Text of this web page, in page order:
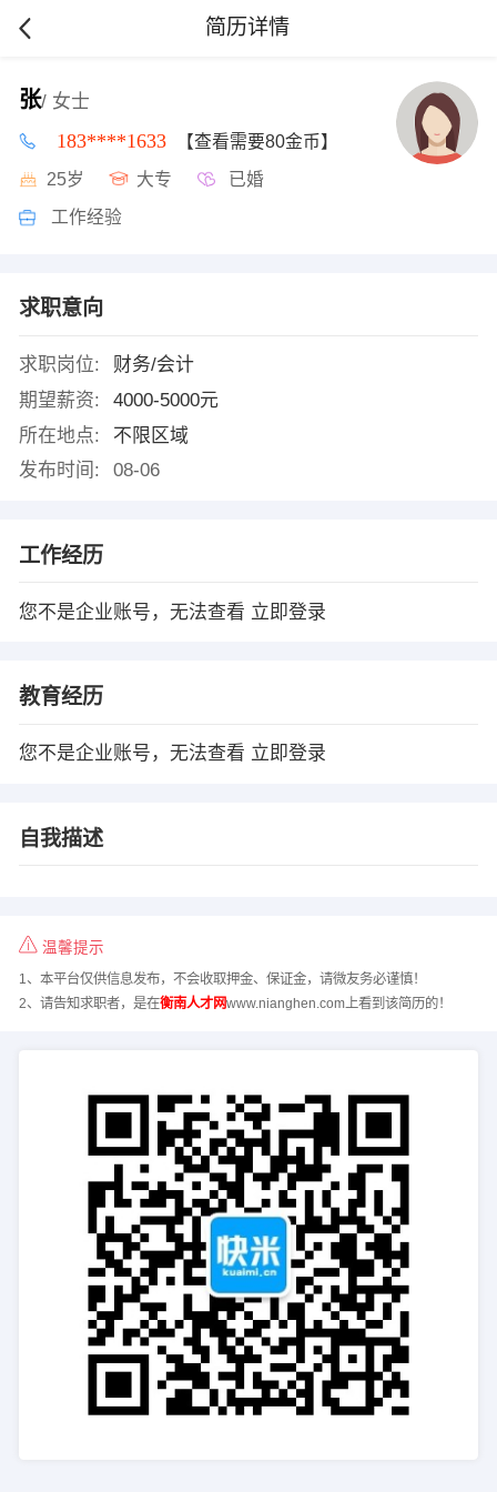
简历详情
张/ 女士
183****1633 【查看需要80金币】
25岁 大专 已婚
工作经验
求职意向
求职岗位:
财务/会计
期望薪资:
4000-5000元
所在地点:
不限区域
发布时间:
08-06
工作经历
您不是企业账号，无法查看 立即登录
教育经历
您不是企业账号，无法查看 立即登录
自我描述
温馨提示
1、本平台仅供信息发布，不会收取押金、保证金，请微友务必谨慎！
2、请告知求职者，是在衡南人才网www.nianghen.com上看到该简历的！